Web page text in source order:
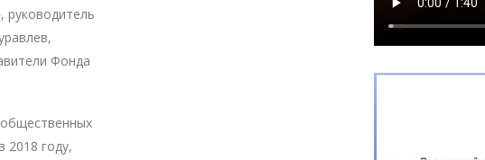
руководитель
Фонда
2018 году,